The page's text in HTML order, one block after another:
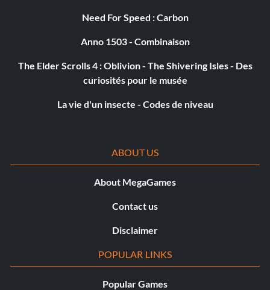
Need For Speed : Carbon
Anno 1503 - Combinaison
The Elder Scrolls 4 : Oblivion - The Shivering Isles - Des
curiosités pour le musée
La vie d'un insecte - Codes de niveau
ABOUT US
About MegaGames
Contact us
Disclaimer
POPULAR LINKS
Popular Games